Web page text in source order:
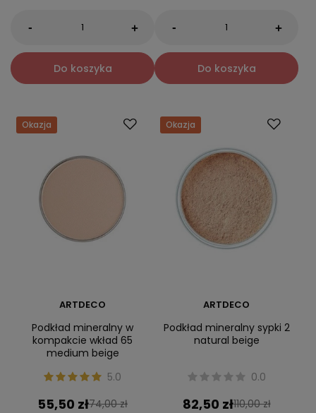
- +
Do koszyka
- +
Do koszyka
Okazja
ARTDECO
Podkład mineralny w
kompakcie wkład 65
medium beige
5.0
55,50 zł74,00 zł
Okazja
ARTDECO
Podkład mineralny sypki 2
natural beige
0.0
82,50 zł110,00 zł